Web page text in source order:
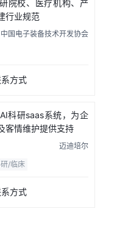
院校、医疗机构、产
行业规范
中国电子装备技术开发协会
方式
科研saas系统，为企
客情维护提供支持
迈迪培尔
/临床
方式